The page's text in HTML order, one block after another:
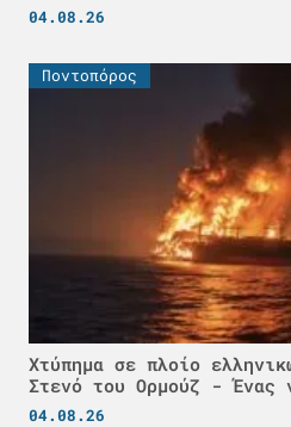
04.08.26
Ποντοπόρος
Χτύπημα σε πλοίο
Στενό του Ορμούζ - Ένας
04.08.26